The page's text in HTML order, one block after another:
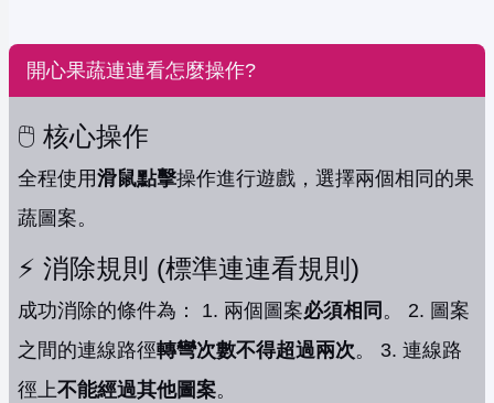
開心果蔬連連看怎麼操作?
🖱️ 核心操作
全程使用滑鼠點擊操作進行遊戲，選擇兩個相同的果
蔬圖案。
⚡️ 消除規則 (標準連連看規則)
成功消除的條件為： 1. 兩個圖案必須相同 。 2. 圖案
之間的連線路徑轉彎次數不得超過兩次。 3. 連線路
徑上不能經過其他圖案。